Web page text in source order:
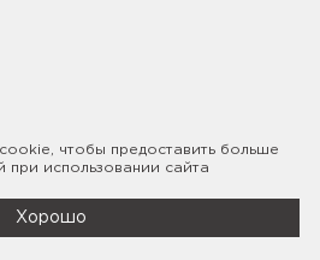
cookie , чтобы предоставить больше
при использовании сайта
Хорошо